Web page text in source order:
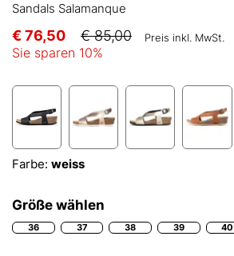
Sandals Salamanque
€ 76,50 € 85,00 Preis inkl. MwSt.
Sie sparen 10%
Farbe: weiss
Größe wählen
36 37 38 39 40